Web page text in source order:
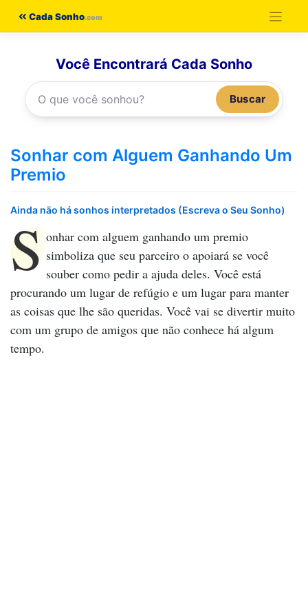
Cada Sonho
Você Encontrará Cada Sonho
Buscar
Sonhar com Alguem Ganhando Um
Premio
Ainda não há sonhos interpretados (Escreva o Seu Sonho)
S onhar com alguem ganhando um premio
simboliza que seu parceiro o apoiará se você
souber como pedir a ajuda deles. Você está
procurando um lugar de refúgio e um lugar para manter
as coisas que lhe são queridas. Você vai se divertir muito
com um grupo de amigos que não conhece há algum
tempo.